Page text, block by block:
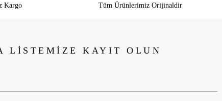
Kargo Tüm Ürünlerimiz Orijinaldir
LİSTEMİZE KAYIT OLUN